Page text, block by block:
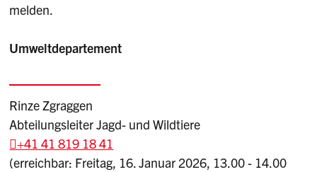
melden.
Umweltdepartement
Rinze Zgraggen
Abteilungsleiter Jagd- und Wildtiere
+41 41 819 18 41
(erreichbar: Freitag, 16. Januar 2026, 13.00 - 14.00